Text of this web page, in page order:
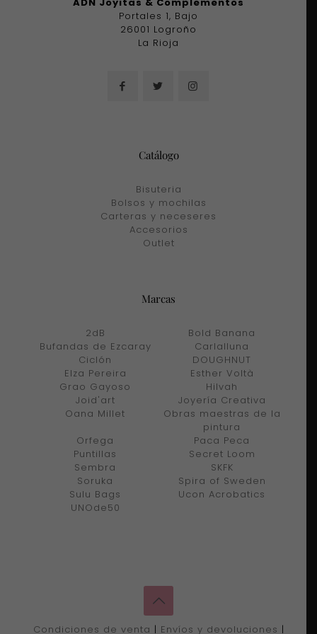
Portales 1, Bajo
26001 Logroño
La Rioja
Catálogo
Bisuteria
Bolsos y mochilas
Carteras y neceseres
Accesorios
Outlet
Marcas
2dB
Bold Banana
Bufandas de Ezcaray
Carlalluna
Ciclón
DOUGHNUT
Elza Pereira
Esther Voltà
Grao Gayoso
Hilvah
Joid'art
Joyería Creativa
Oana Millet
Obras maestras de la
pintura
Orfega
Paca Peca
Puntillas
Secret Loom
Sembra
SKFK
Soruka
Spira of Sweden
Sulu Bags
Ucon Acrobatics
UNOde50
Condiciones de venta | Envíos y devoluciones |